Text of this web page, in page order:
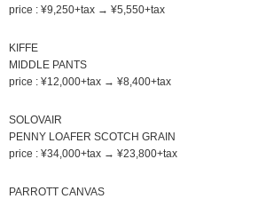
price : ¥9,250+tax → ¥5,550+tax
KIFFE
MIDDLE PANTS
price : ¥12,000+tax → ¥8,400+tax
SOLOVAIR
PENNY LOAFER SCOTCH GRAIN
price : ¥34,000+tax → ¥23,800+tax
PARROTT CANVAS